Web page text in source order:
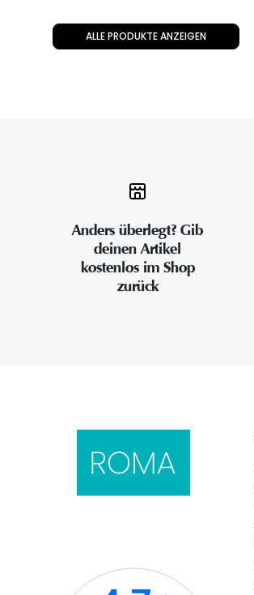
ALLE PRODUKTE ANZEIGEN
Anders überlegt? Gib
deinen Artikel
kostenlos im Shop
zurück